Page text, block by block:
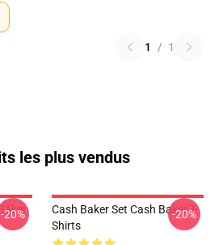
1 / 1
les plus vendus
-20%
Cash Baker Set Cash Baker T-
Shirts
-20%